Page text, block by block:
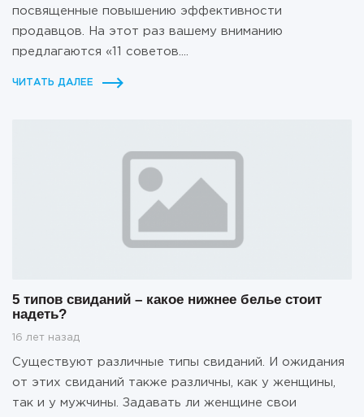
посвященные повышению эффективности
продавцов. На этот раз вашему вниманию
предлагаются «11 советов....
ЧИТАТЬ ДАЛЕЕ
5 типов свиданий – какое нижнее белье стоит
надеть?
16 лет назад
Существуют различные типы свиданий. И ожидания
от этих свиданий также различны, как у женщины,
так и у мужчины. Задавать ли женщине свои